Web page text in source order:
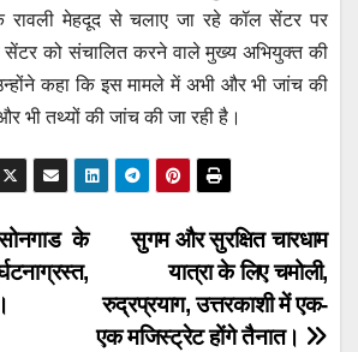
के रावली मेहदूद से चलाए जा रहे कॉल सेंटर पर
सेंटर को संचालित करने वाले मुख्य अभियुक्त की
कहा कि इस मामले में अभी और भी जांच की
भी तथ्यों की जांच की जा रही है।
सुगम और सुरक्षित चारधाम
यात्रा के लिए चमोली,
रुद्रप्रयाग, उत्तरकाशी में एक-
एक मजिस्ट्रेट होंगे तैनात।
के